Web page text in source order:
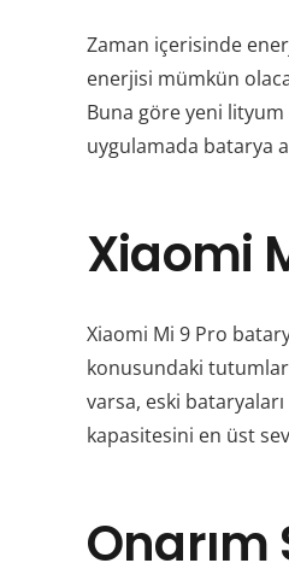
Zaman içerisinde
enerjisi mümkün
Buna göre yeni
uygulamada batarya
Xiaomi
Xiaomi Mi 9 Pro
konusundaki
varsa, eski
kapasitesini en üst
Onarım